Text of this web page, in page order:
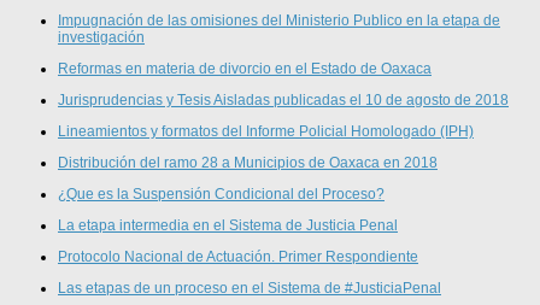
Impugnación de las omisiones del Ministerio Publico en la etapa de
investigación
Reformas en materia de divorcio en el Estado de Oaxaca
Jurisprudencias y Tesis Aisladas publicadas el 10 de agosto de 2018
Lineamientos y formatos del Informe Policial Homologado (IPH)
Distribución del ramo 28 a Municipios de Oaxaca en 2018
¿Que es la Suspensión Condicional del Proceso?
La etapa intermedia en el Sistema de Justicia Penal
Protocolo Nacional de Actuación. Primer Respondiente
Las etapas de un proceso en el Sistema de #JusticiaPenal